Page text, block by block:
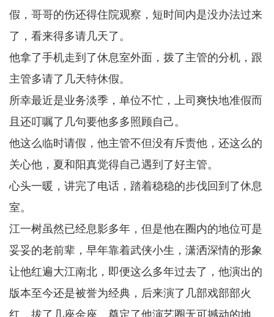
假，哥哥的伤还得住院观察，短时间内是没办法过来
了，看来得多请几天了。
他拿了手机走到了休息室外面，拨了主管的分机，跟
主管多请了几天特休假。
所幸最近是业务淡季，单位不忙，上司爽快地准假而
且还叮嘱了几句要他多多照顾自己。
他这么临时请假，他主管不但没有斥责他，还这么的
关心他，夏和阳真觉得自己遇到了好主管。
心头一暖，讲完了电话，踏着稳稳的步伐回到了休息
室。
江一树虽然已经息影多年，但是他在圈内的地位可是
妥妥的老前辈，早年靠着武侠小生，潇洒深情的形象
让他红遍大江南北，即便这么多年过去了，他演出的
版本至今还是被誉为经典，后来演了几部戏部部火
红，拔了几座金座，奠定了他演艺圈无可撼动的地